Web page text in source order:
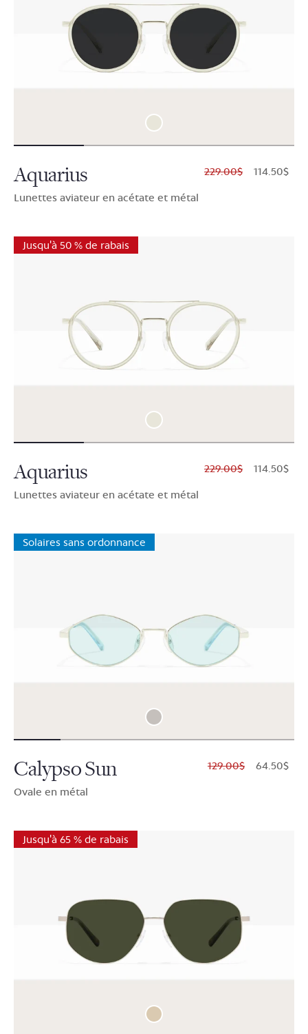
Aquarius
Lunettes aviateur en acétate et métal
$229.00 $114.50
Jusqu'à 50 % de rabais
Aquarius
Lunettes aviateur en acétate et métal
$229.00 $114.50
Solaires sans ordonnance
Calypso Sun
Ovale en métal
$129.00 $64.50
Jusqu'à 65 % de rabais